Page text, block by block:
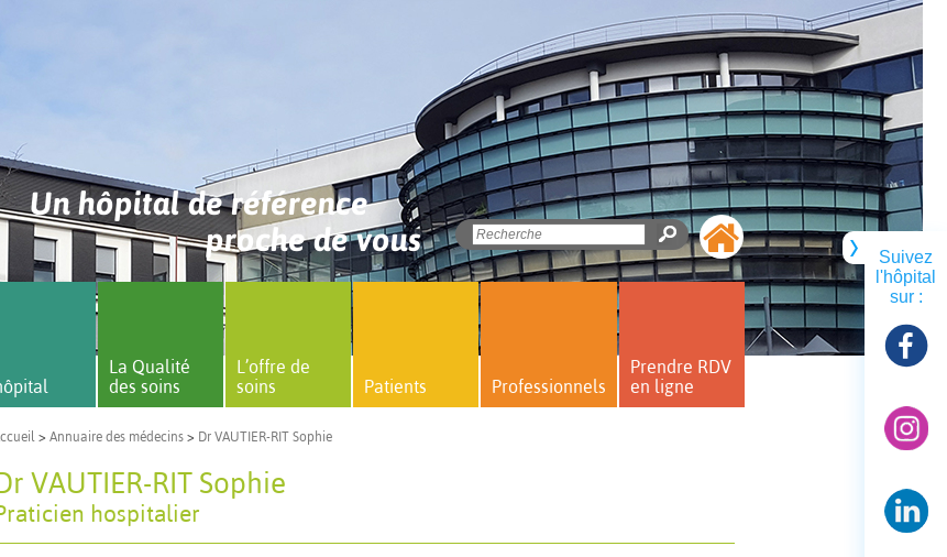
Un hôpital de référence
proche de vous
Suivez
l'hôpital
sur :
La Qualité
des soins
L’offre de
soins
Patients Professionnels
Prendre RDV
en ligne
> Annuaire des médecins > Dr VAUTIER-RIT Sophie
VAUTIER-RIT Sophie
hospitalier